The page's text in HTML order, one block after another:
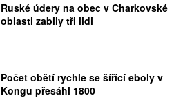
Ruské údery na obec v Charkovské
oblasti zabily tři lidi
Počet obětí rychle se šířící eboly v
Kongu přesáhl 1800